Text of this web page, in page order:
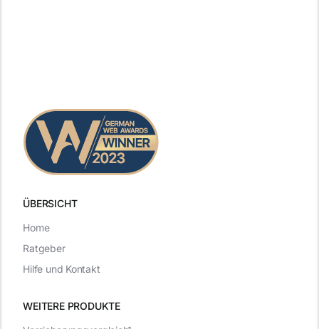
ÜBERSICHT
WEITERE PRODUKTE
Home
Ratgeber
Hilfe und Kontakt